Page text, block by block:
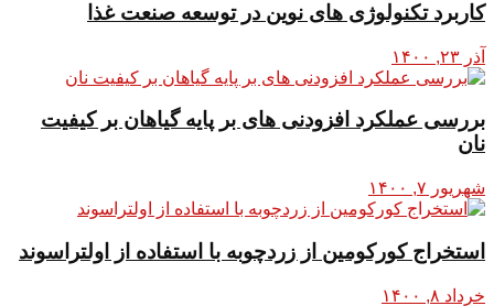
کاربرد تکنولوژی های نوین در توسعه صنعت غذا
آذر ۲۳, ۱۴۰۰
بررسی عملکرد افزودنی های بر پایه گیاهان بر کیفیت
نان
شهریور ۷, ۱۴۰۰
استخراج کورکومین از زردچوبه با استفاده از اولتراسوند
خرداد ۸, ۱۴۰۰